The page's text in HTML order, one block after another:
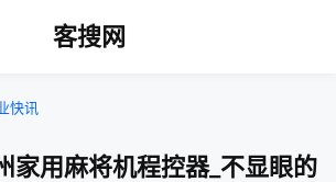
客搜网
快讯
家用麻将机程控器_不显眼的